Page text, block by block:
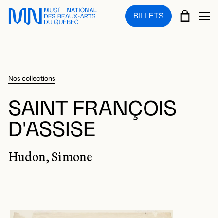
Sauter au menu principal
Sauter au contenu principal
Sauter au pied de page
BILLETS PANIER
Nos collections
SAINT FRANÇOIS
D'ASSISE
Hudon, Simone